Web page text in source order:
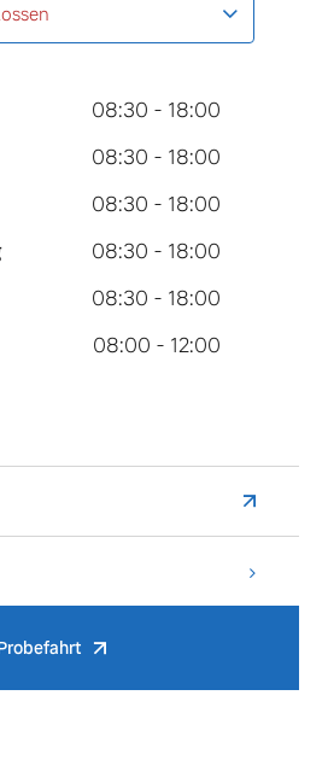
08:30 - 18:00
08:30 - 18:00
08:30 - 18:00
08:30 - 18:00
08:30 - 18:00
08:00 - 12:00